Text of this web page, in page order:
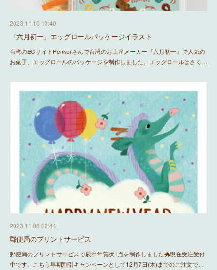
2023.11.10 13:40
『六月初一』エッグロールパッケージイラスト
台湾のECサイトPenkerさんで台湾のお土産メーカー『六月初一』で人気の
お菓子、エッグロールのパッケージを制作しました。エッグロールはさく…
2023.11.08 02:44
郵便局のプリントサービス
郵便局のプリントサービスで辰年年賀状1点を制作しました🐲現在受注受付
中です。こちら早期割引キャンペーンとして12月7日(木)までのご注文で…